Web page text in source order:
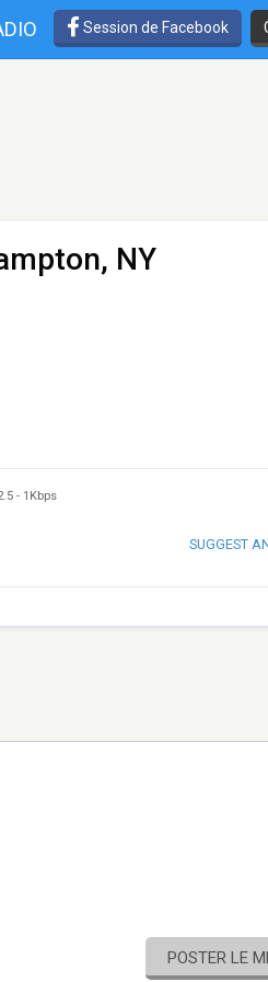
Session de Facebook
NY
- 1Kbps
SUGGEST
POSTER LE